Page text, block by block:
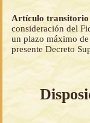
Artículo transitorio
consideración del
un plazo máximo
presente Decreto